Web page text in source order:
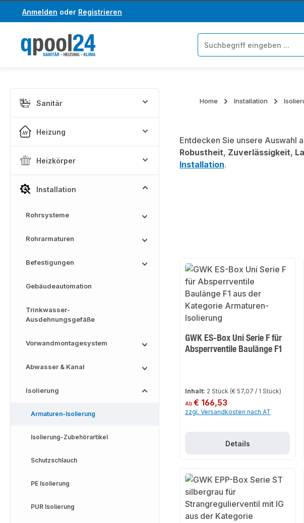
Hauptinhalt springen
Zur Suche springen
Anmelden oder Registrieren
Sanitär
Heizung
Heizkörper
Installation
Rohrsysteme
Rohrarmaturen
Befestigungen
Gebäudeautomation
Trinkwasser-
Ausdehnungsgefäße
Vorwandmontagesystem
Abwasser & Kanal
Isolierung
Armaturen-Isolierung
Isolierung-Zubehörartikel
Schutzschlauch
PE Isolierung
PUR Isolierung
Home Installation
Entdecken Sie unsere Auswahl
Robustheit, Zuverlässigkeit,
Installation.
GWK ES-Box Uni Serie F für
Absperrventile Baulänge F1
Inhalt: 2 Stück (€ 57,07 / 1 Stück)
Regulärer Preis:
Ab€ 166,53
zzgl. Versandkosten nach AT
Details